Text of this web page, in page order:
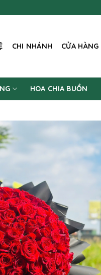
CHI NHÁNH CỬA HÀNG
HOA CHIA BUỒN